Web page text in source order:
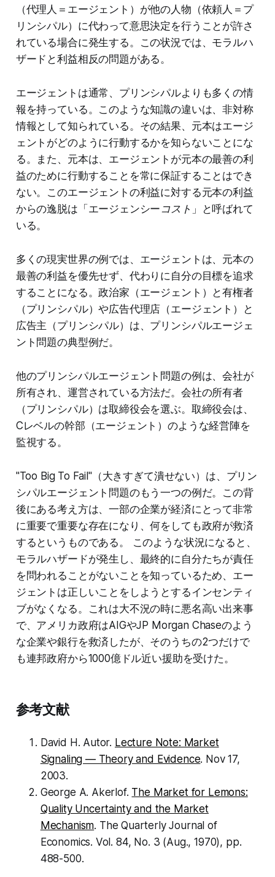
（代理人＝エージェント）が他の人物（依頼人＝プ
リンシパル）に代わって意思決定を行うことが許さ
れている場合に発生する。この状況では、モラルハ
ザードと利益相反の問題がある。
エージェントは通常、プリンシパルよりも多くの情
報を持っている。このような知識の違いは、非対称
情報として知られている。その結果、元本はエージ
ェントがどのように行動するかを知らないことにな
る。また、元本は、エージェントが元本の最善の利
益のために行動することを常に保証することはでき
ない。このエージェントの利益に対する元本の利益
からの逸脱は「エージェンシーコスト 」と呼ばれて
いる。
多くの現実世界の例では、エージェントは、元本の
最善の利益を優先せず、代わりに自分の目標を追求
することになる。政治家（エージェント）と有権者
（プリンシパル）や広告代理店（エージェント）と
広告主（プリンシパル）は、プリンシパルエージェ
ント問題の典型例だ。
他のプリンシパルエージェント問題の例は、会社が
所有され、運営されている方法だ。会社の所有者
（プリンシパル）は取締役会を選ぶ。取締役会は、
Cレベルの幹部（エージェント）のような経営陣を
監視する。
"Too Big To Fail"（大きすぎて潰せない）は、プリン
シパルエージェント問題のもう一つの例だ。この背
後にある考え方は、一部の企業が経済にとって非常
に重要で重要な存在になり、何をしても政府が救済
するというものである。 このような状況になると、
モラルハザードが発生し、最終的に自分たちが責任
を問われることがないことを知っているため、エー
ジェントは正しいことをしようとするインセンティ
ブがなくなる。これは大不況の時に悪名高い出来事
で、アメリカ政府はAIGやJP Morgan Chaseのよう
な企業や銀行を救済したが、そのうちの2つだけで
も連邦政府から1000億ドル近い援助を受けた。
参考文献
David H. Autor. Lecture Note: Market
Signaling — Theory and Evidence. Nov 17,
2003.
George A. Akerlof. The Market for Lemons:
Quality Uncertainty and the Market
Mechanism. The Quarterly Journal of
Economics. Vol. 84, No. 3 (Aug., 1970), pp.
488-500.